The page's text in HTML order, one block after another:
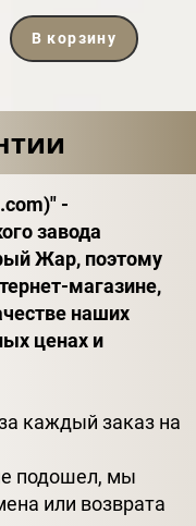
В корзину
-
завода
Жар, поэтому
магазине,
наших
ценах и
каждый заказ на
подошел, мы
или возврата